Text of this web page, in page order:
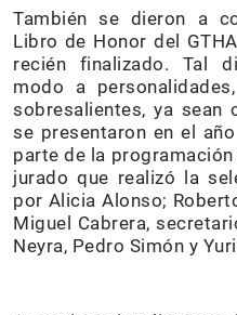
También se dieron a
Libro de Honor del
recién finalizado. Tal
modo a
sobresalientes, ya sean
se presentaron en el
parte de la
jurado que realizó la
por Alicia Alonso;
Miguel Cabrera,
Neyra, Pedro Simón y